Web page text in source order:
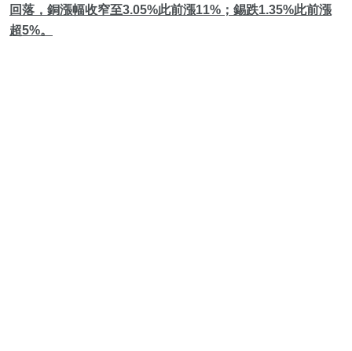
回落，銅漲幅收窄至3.05%此前漲11%；錫跌1.35%此前漲
超5%。